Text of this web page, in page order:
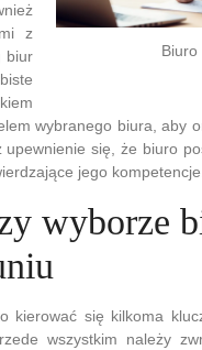
Biuro
z
biur
wybranego biura, aby
się, że biuro
jego kompetencje.
wyborze
kierować się kilkoma
wszystkim należy